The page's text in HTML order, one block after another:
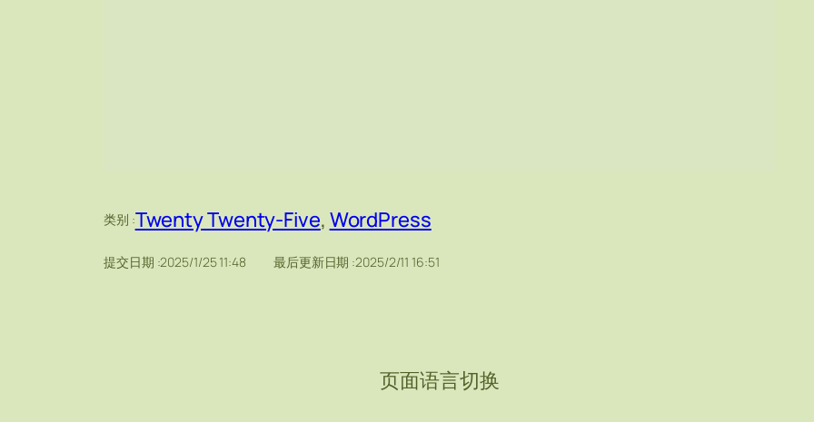
类别 :Twenty Twenty-Five, WordPress
提交日期 :2025/1/25 11:48 最后更新日期 :2025/2/11 16:51
页面语言切换